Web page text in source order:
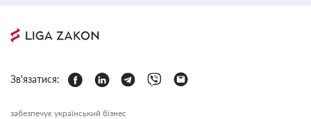
Зв'язатися:
забезпечує український бізнес